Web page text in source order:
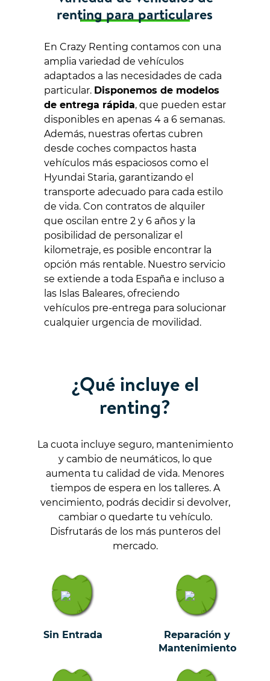
renting para particulares
En Crazy Renting contamos con una
amplia variedad de vehículos
adaptados a las necesidades de cada
particular. Disponemos de modelos
de entrega rápida, que pueden estar
disponibles en apenas 4 a 6 semanas.
Además, nuestras ofertas cubren
desde coches compactos hasta
vehículos más espaciosos como el
Hyundai Staria, garantizando el
transporte adecuado para cada estilo
de vida. Con contratos de alquiler
que oscilan entre 2 y 6 años y la
posibilidad de personalizar el
kilometraje, es posible encontrar la
opción más rentable. Nuestro servicio
se extiende a toda España e incluso a
las Islas Baleares, ofreciendo
vehículos pre-entrega para solucionar
cualquier urgencia de movilidad.
¿Qué incluye el
renting?
La cuota incluye seguro, mantenimiento
y cambio de neumáticos, lo que
aumenta tu calidad de vida. Menores
tiempos de espera en los talleres. A
vencimiento, podrás decidir si devolver,
cambiar o quedarte tu vehículo.
Disfrutarás de los más punteros del
mercado.
Sin Entrada
Reparación y
Mantenimiento